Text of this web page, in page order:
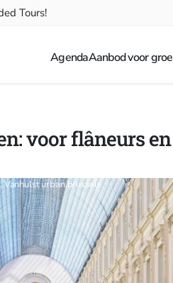
Tours!
AgendaAanbod voor
voor flâneurs
Vanhulst urban.brussels